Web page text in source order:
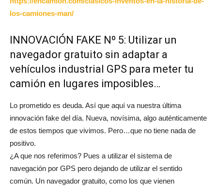
los-camiones-man/
INNOVACIÓN FAKE Nº 5: Utilizar un
navegador gratuito sin adaptar a
vehículos industrial GPS para meter tu
camión en lugares imposibles…
Lo prometido es deuda. Así que aquí va nuestra última
innovación fake del día. Nueva, novísima, algo auténticamente
de estos tiempos que vivimos. Pero…que no tiene nada de
positivo.
¿A que nos referimos? Pues a utilizar el sistema de
navegación por GPS pero dejando de utilizar el sentido
común. Un navegador gratuito, como los que vienen